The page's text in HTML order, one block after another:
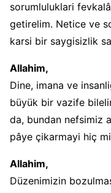
sorumluluklari
getirelim. Netice ve
karsi bir saygisizlik
Allahim,
Dine, imana ve
büyük bir vazife
da, bundan nefsimiz
pâye çikarmayi hiç
Allahim,
Düzenimizin